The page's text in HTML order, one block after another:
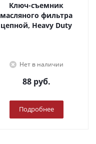
Ключ-съемник
масляного фильтра
цепной, Heavy Duty
Нет в наличии
88руб.
Подробнее